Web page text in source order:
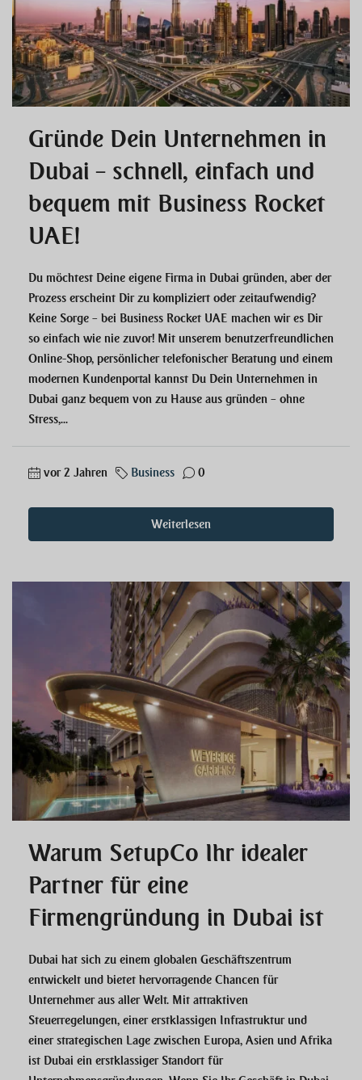
Gründe Dein Unternehmen in
Dubai – schnell, einfach und
bequem mit Business Rocket
UAE!
Du möchtest Deine eigene Firma in Dubai gründen, aber der
Prozess erscheint Dir zu kompliziert oder zeitaufwendig?
Keine Sorge – bei Business Rocket UAE machen wir es Dir
so einfach wie nie zuvor! Mit unserem benutzerfreundlichen
Online-Shop, persönlicher telefonischer Beratung und einem
modernen Kundenportal kannst Du Dein Unternehmen in
Dubai ganz bequem von zu Hause aus gründen – ohne
Stress,...
vor 2 Jahren Business 0
Weiterlesen
Warum SetupCo Ihr idealer
Partner für eine
Firmengründung in Dubai ist
Dubai hat sich zu einem globalen Geschäftszentrum
entwickelt und bietet hervorragende Chancen für
Unternehmer aus aller Welt. Mit attraktiven
Steuerregelungen, einer erstklassigen Infrastruktur und
einer strategischen Lage zwischen Europa, Asien und Afrika
ist Dubai ein erstklassiger Standort für